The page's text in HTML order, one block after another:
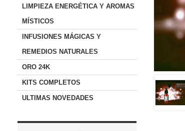
LIMPIEZA ENERGÉTICA Y AROMAS
MÍSTICOS
INFUSIONES MÁGICAS Y
REMEDIOS NATURALES
ORO 24K
KITS COMPLETOS
ULTIMAS NOVEDADES